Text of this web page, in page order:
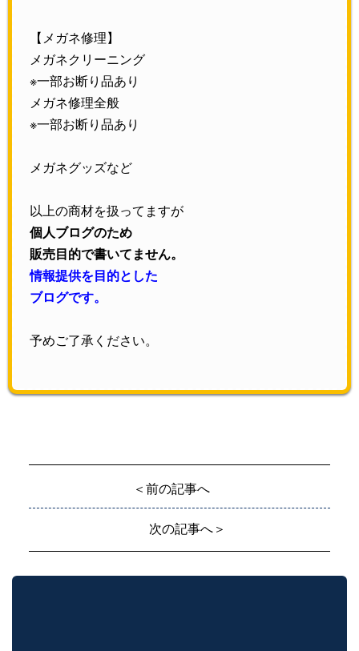
【メガネ修理】
メガネクリーニング
※一部お断り品あり
メガネ修理全般
※一部お断り品あり
メガネグッズなど
以上の商材を扱ってますが
個人ブログのため
販売目的で書いてません。
情報提供を目的とした
ブログです。
予めご了承ください。
＜前の記事へ
次の記事へ＞